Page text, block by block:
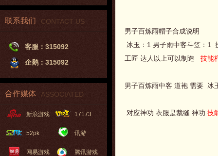
联系我们 CONTACT US
客服：315092
企鹅：315092
合作媒体 ASSOCIATED
新浪游戏 17173
52pk 讯游
网易游戏 腾讯游戏
男子百炼雨帽子合成说明
冰玉：1 男子雨中客斗笠：1
工匠 达人以上可以制造 技能
男子百炼雨中客 道袍 需要
对应神功 衣服是裁缝 神功 技